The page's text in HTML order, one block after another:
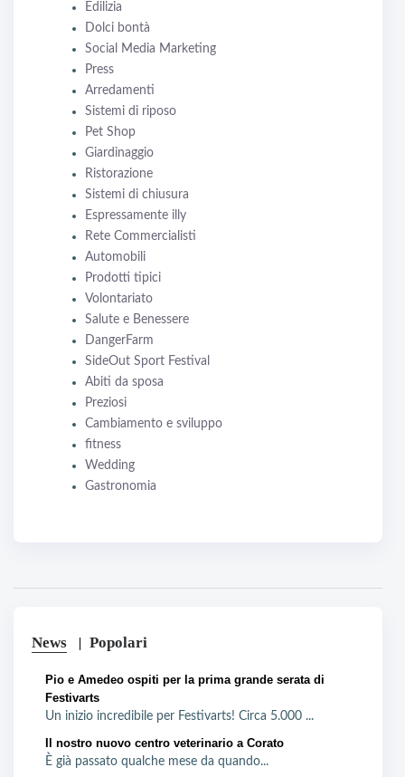
Edilizia
Dolci bontà
Social Media Marketing
Press
Arredamenti
Sistemi di riposo
Pet Shop
Giardinaggio
Ristorazione
Sistemi di chiusura
Espressamente illy
Rete Commercialisti
Automobili
Prodotti tipici
Volontariato
Salute e Benessere
DangerFarm
SideOut Sport Festival
Abiti da sposa
Preziosi
Cambiamento e sviluppo
fitness
Wedding
Gastronomia
News Popolari
Pio e Amedeo ospiti per la prima grande serata di
Festivarts
Un inizio incredibile per Festivarts! Circa 5.000 ...
Il nostro nuovo centro veterinario a Corato
È già passato qualche mese da quando...